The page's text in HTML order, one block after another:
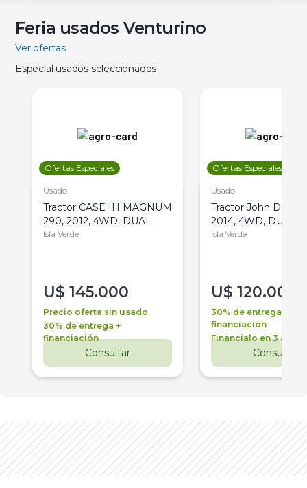
Feria usados Venturino
Ver ofertas
Especial usados seleccionados
Ofertas Especiales
Usado
Tractor CASE IH MAGNUM
290, 2012, 4WD, DUAL
Isla Verde
U$ 145.000
Precio oferta sin usado
30% de entrega +
financiación
Consultar
Ofertas Especiales
Usado
Tractor John Deere
2014, 4WD, DUAL
Isla Verde
U$ 120.000
30% de entrega +
financiación
Financialo en 3 años
Consultar